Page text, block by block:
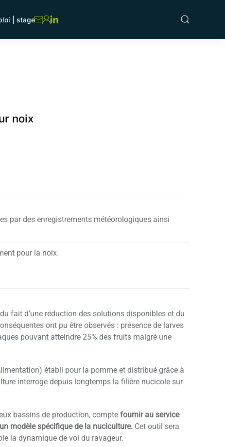
| stage
noix
par des enregistrements météorologiques ainsi
pour la noix.
fait d’une réduction des solutions disponibles et du
ont pu être observés : présence de larves
pouvant atteindre 25% des fruits malgré une
établi pour la pomme et distribué grâce à
interroge depuis longtemps la filière nucicole sur
bassins de production, compte fournir au service
modèle spécifique de la nuciculture. Cet outil sera
la dynamique de vol du ravageur.